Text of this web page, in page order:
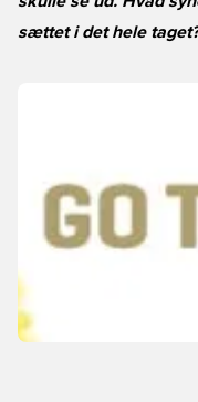
sættet i det hele taget?